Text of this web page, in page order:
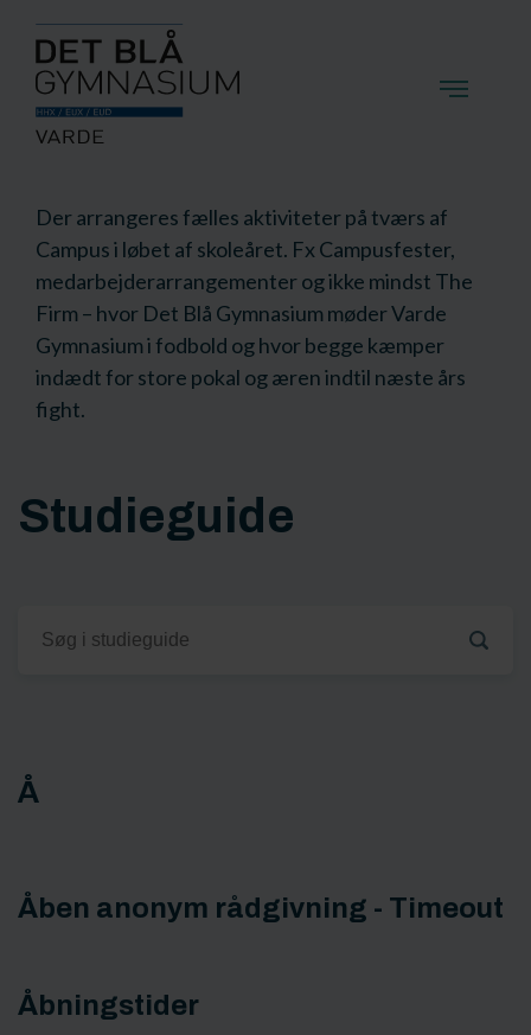
Der arrangeres fælles aktiviteter på tværs af
Campus i løbet af skoleåret. Fx Campusfester,
medarbejderarrangementer og ikke mindst The
Firm – hvor Det Blå Gymnasium møder Varde
Gymnasium i fodbold og hvor begge kæmper
indædt for store pokal og æren indtil næste års
fight.
Studieguide
Å
Åben anonym rådgivning - Timeout
Åbningstider